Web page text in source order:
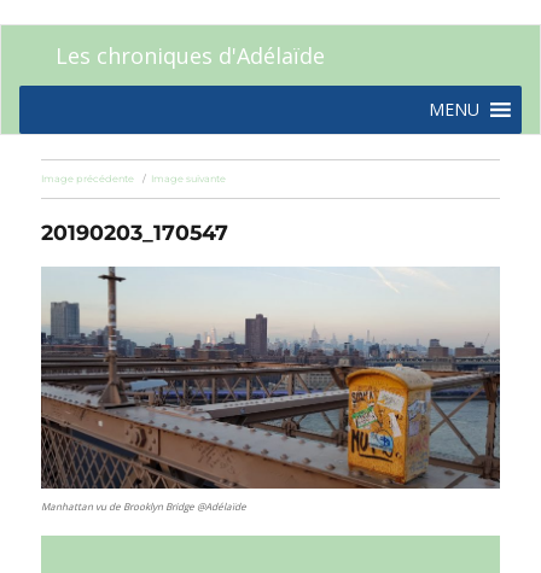
Les chroniques d'Adélaïde
MENU
Image précédente Image suivante
20190203_170547
Manhattan vu de Brooklyn Bridge @Adélaïde